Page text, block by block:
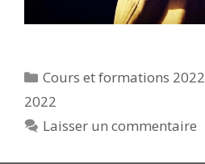
Catégories
Cours et formations 2022
2022
Laisser un commentaire